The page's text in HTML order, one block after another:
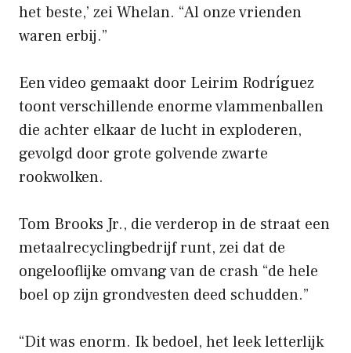
het beste,’ zei Whelan. “Al onze vrienden
waren erbij.”
Een video gemaakt door Leirim Rodríguez
toont verschillende enorme vlammenballen
die achter elkaar de lucht in exploderen,
gevolgd door grote golvende zwarte
rookwolken.
Tom Brooks Jr., die verderop in de straat een
metaalrecyclingbedrijf runt, zei dat de
ongelooflijke omvang van de crash “de hele
boel op zijn grondvesten deed schudden.”
“Dit was enorm. Ik bedoel, het leek letterlijk